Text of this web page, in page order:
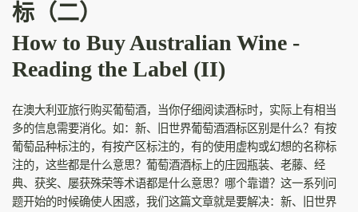
标（二）
How to Buy Australian Wine -
Reading the Label (II)
在澳大利亚旅行购买葡萄酒，当你仔细阅读酒标时，实际上有相当
多的信息需要消化。如：新、旧世界葡萄酒酒标区别是什么？有按
葡萄品种标注的，有按产区标注的，有的使用虚构或幻想的名称标
注的，这些都是什么意思？葡萄酒酒标上的庄园瓶装、老藤、经
典、获奖、屡获殊荣等术语都是什么意思？哪个靠谱？这一系列问
题开始的时候确使人困惑，我们这篇文章就是要解决：新、旧世界